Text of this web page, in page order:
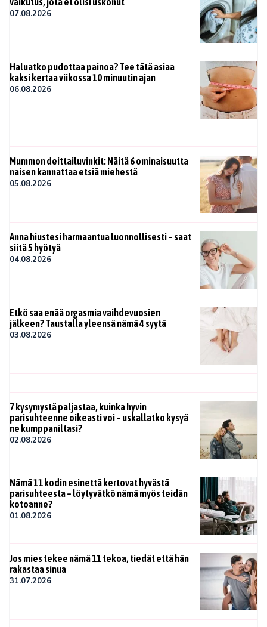
07.08.2026
Haluatko pudottaa painoa? Tee tätä asiaa
kaksi kertaa viikossa 10 minuutin ajan
06.08.2026
Mummon deittailuvinkit: Näitä 6 ominaisuutta
naisen kannattaa etsiä miehestä
05.08.2026
Anna hiustesi harmaantua luonnollisesti – saat
siitä 5 hyötyä
04.08.2026
Etkö saa enää orgasmia vaihdevuosien
jälkeen? Taustalla yleensä nämä 4 syytä
03.08.2026
7 kysymystä paljastaa, kuinka hyvin
parisuhteenne oikeasti voi – uskallatko kysyä
ne kumppaniltasi?
02.08.2026
Nämä 11 kodin esinettä kertovat hyvästä
parisuhteesta – löytyvätkö nämä myös teidän
kotoanne?
01.08.2026
Jos mies tekee nämä 11 tekoa, tiedät että hän
rakastaa sinua
31.07.2026